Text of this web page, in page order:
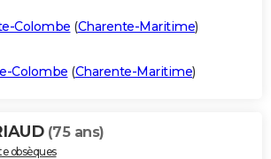
Colombe (Charente-Maritime)
Colombe (Charente-Maritime)
(75 ans)
obsèques